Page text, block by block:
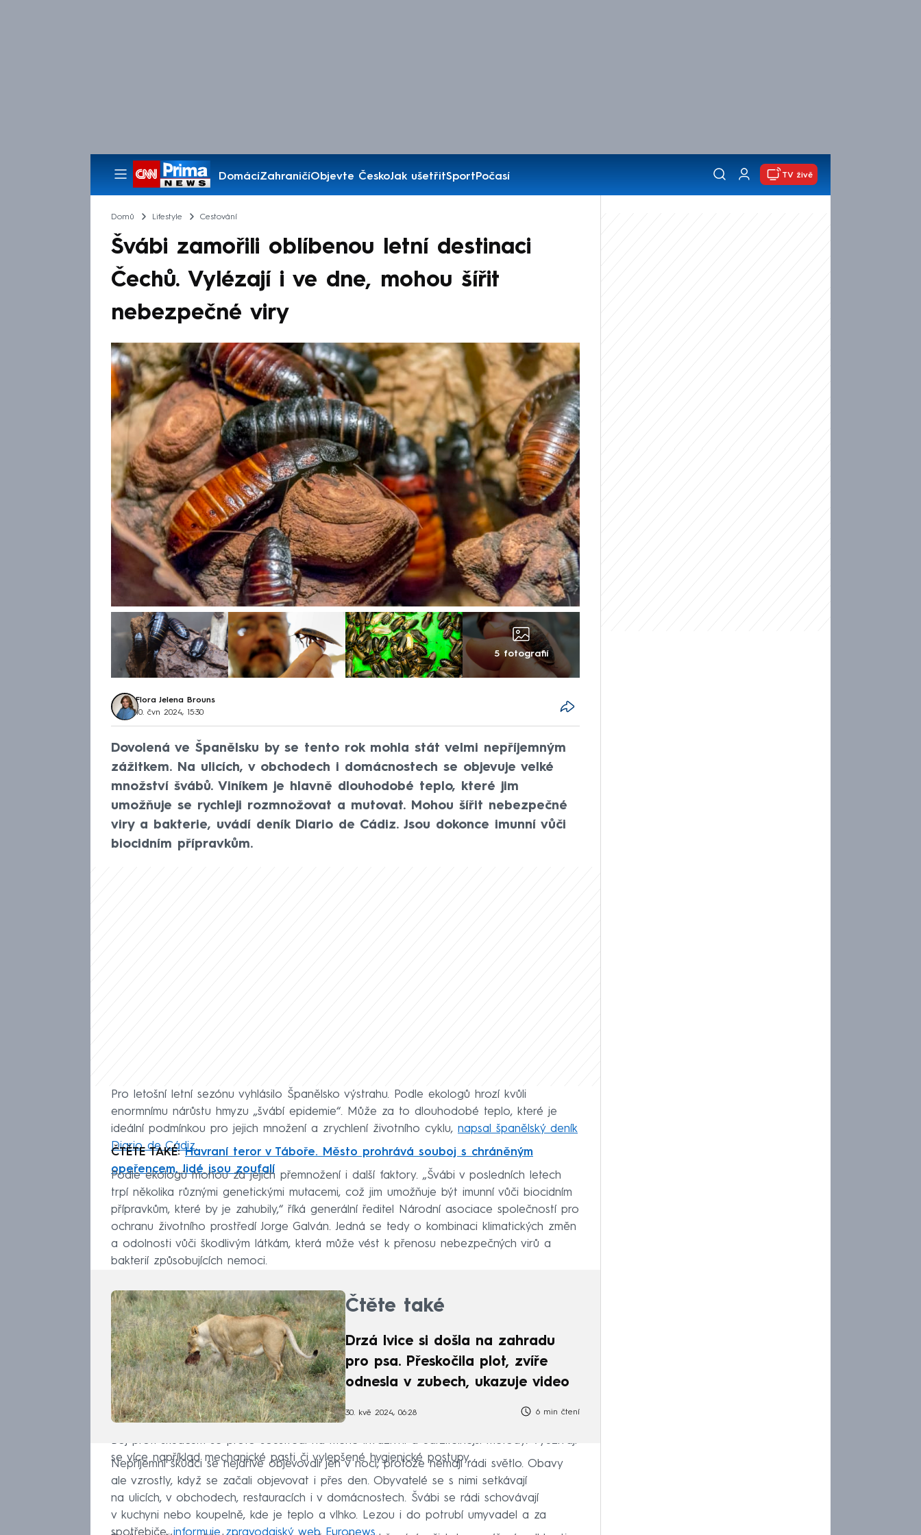
DomácíZahraničíObjevte ČeskoJak ušetřitSportPočasí
Pořady
TV živě
Domů Lifestyle Cestování
Švábi zamořili oblíbenou letní destinaci
Čechů. Vylézají i ve dne, mohou šířit
nebezpečné viry
5 fotografií
Flora Jelena Brouns
10. čvn 2024, 15:30
Dovolená ve Španělsku by se tento rok mohla stát velmi nepříjemným
zážitkem. Na ulicích, v obchodech i domácnostech se objevuje velké
množství švábů. Viníkem je hlavně dlouhodobé teplo, které jim
umožňuje se rychleji rozmnožovat a mutovat. Mohou šířit nebezpečné
viry a bakterie, uvádí deník Diario de Cádiz. Jsou dokonce imunní vůči
biocidním přípravkům.
Pro letošní letní sezónu vyhlásilo Španělsko výstrahu. Podle ekologů hrozí kvůli
enormnímu nárůstu hmyzu „švábí epidemie“. Může za to dlouhodobé teplo, které je
ideální podmínkou pro jejich množení a zrychlení životního cyklu, napsal španělský deník
Diario de Cádiz.
ČTĚTE TAKÉ:Havraní teror v Táboře. Město prohrává souboj s chráněným
opeřencem, lidé jsou zoufalí
Podle ekologů mohou za jejich přemnožení i další faktory. „Švábi v posledních letech
trpí několika různými genetickými mutacemi, což jim umožňuje být imunní vůči biocidním
přípravkům, které by je zahubily,“ říká generální ředitel Národní asociace společností pro
ochranu životního prostředí Jorge Galván. Jedná se tedy o kombinaci klimatických změn
a odolnosti vůči škodlivým látkám, která může vést k přenosu nebezpečných virů a
bakterií způsobujících nemoci.
Čtěte také
Drzá lvice si došla na zahradu
pro psa. Přeskočila plot, zvíře
odnesla v zubech, ukazuje video
30. kvě 2024, 06:28 6 min čtení
Boj proti škůdcům se proto soustředí na méně invazivní a udržitelnější metody. Využívají
se více například mechanické pasti či vylepšené hygienické postupy.
Nepříjemní škůdci se nejdříve objevovali jen v noci, protože nemají rádi světlo. Obavy
ale vzrostly, když se začali objevovat i přes den. Obyvatelé se s nimi setkávají
na ulicích, v obchodech, restauracích i v domácnostech. Švábi se rádi schovávají
v kuchyni nebo koupelně, kde je teplo a vlhko. Lezou i do potrubí umyvadel a za
spotřebiče,informuje zpravodajský web Euronews.